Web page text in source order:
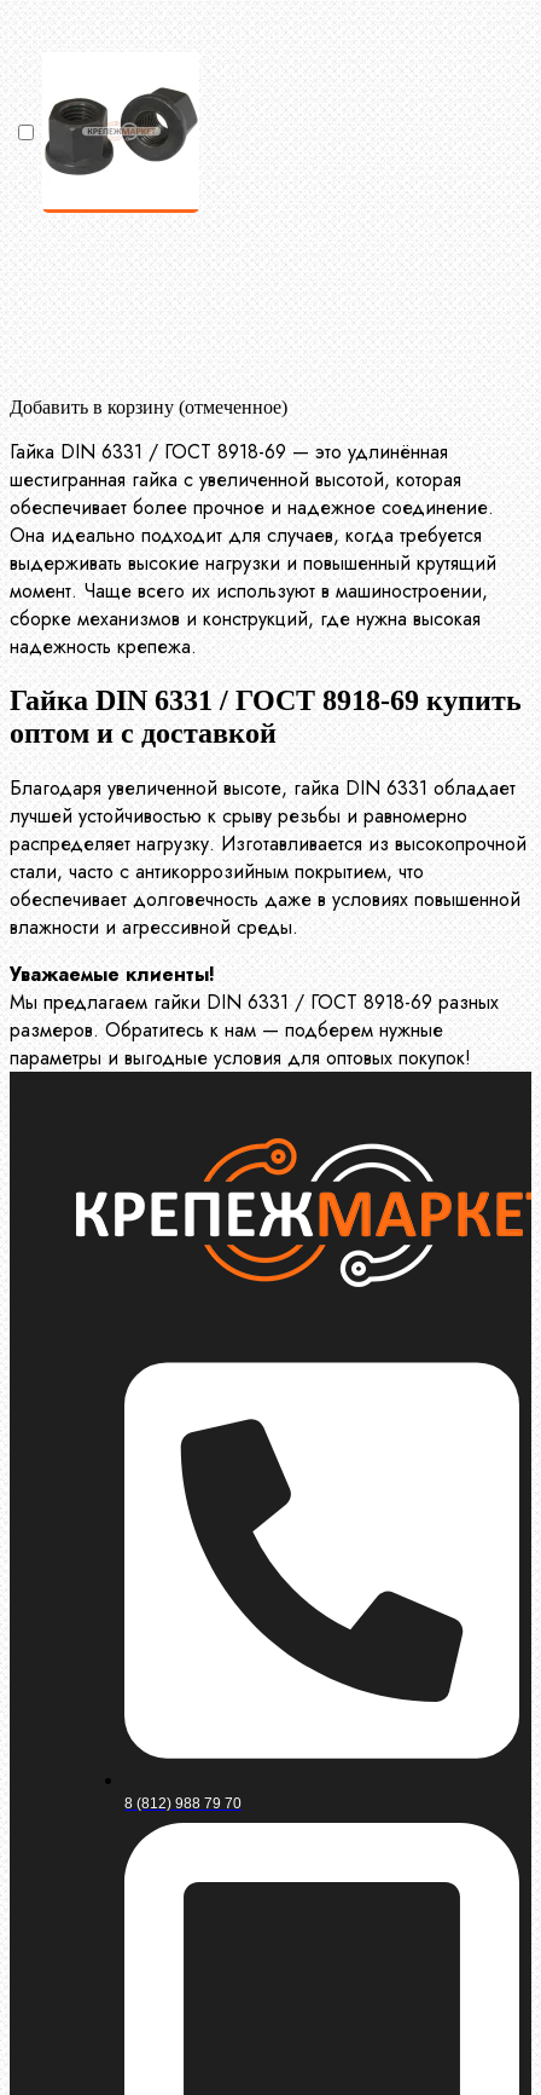
Добавить в корзину (отмеченное)
Гайка DIN 6331 / ГОСТ 8918-69 — это удлинённая
шестигранная гайка с увеличенной высотой, которая
обеспечивает более прочное и надежное соединение.
Она идеально подходит для случаев, когда требуется
выдерживать высокие нагрузки и повышенный крутящий
момент. Чаще всего их используют в машиностроении,
сборке механизмов и конструкций, где нужна высокая
надежность крепежа.
Гайка DIN 6331 / ГОСТ 8918-69 купить
оптом и с доставкой
Благодаря увеличенной высоте, гайка DIN 6331 обладает
лучшей устойчивостью к срыву резьбы и равномерно
распределяет нагрузку. Изготавливается из высокопрочной
стали, часто с антикоррозийным покрытием, что
обеспечивает долговечность даже в условиях повышенной
влажности и агрессивной среды.
Уважаемые клиенты!
Мы предлагаем гайки DIN 6331 / ГОСТ 8918-69 разных
размеров. Обратитесь к нам — подберем нужные
параметры и выгодные условия для оптовых покупок!
8 (812) 988 79 70